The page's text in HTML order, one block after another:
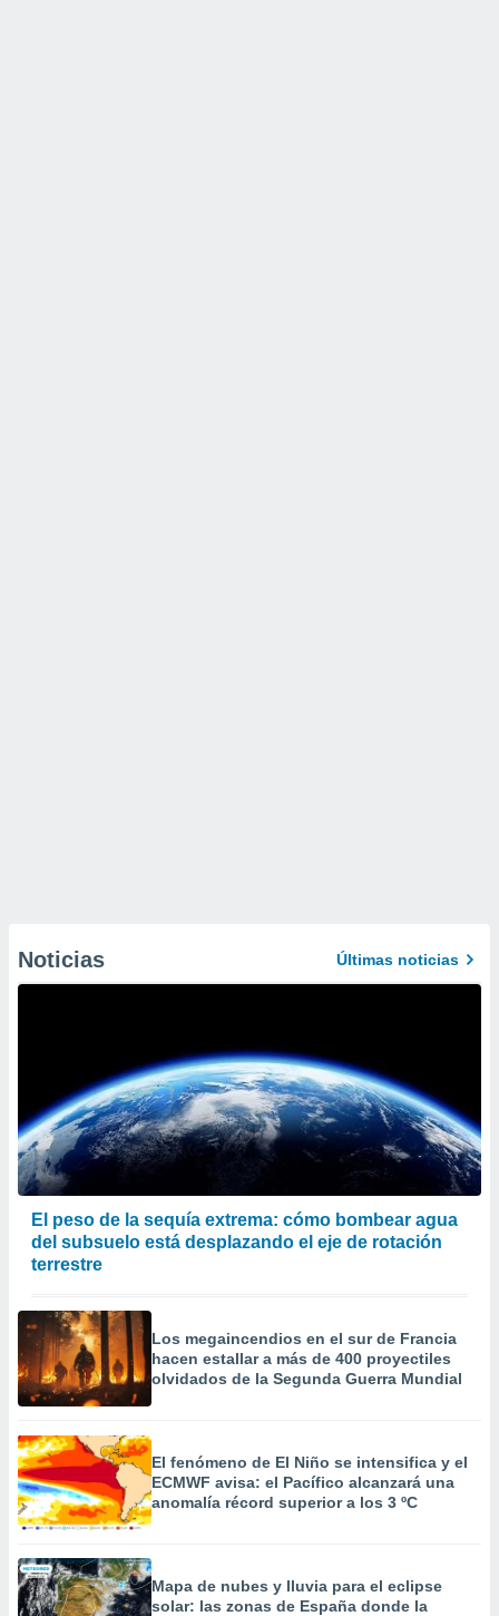
Noticias Últimas noticias
El peso de la sequía extrema: cómo bombear agua
del subsuelo está desplazando el eje de rotación
terrestre
Los megaincendios en el sur de Francia
hacen estallar a más de 400 proyectiles
olvidados de la Segunda Guerra Mundial
El fenómeno de El Niño se intensifica y el
ECMWF avisa: el Pacífico alcanzará una
anomalía récord superior a los 3 ºC
Mapa de nubes y lluvia para el eclipse
solar: las zonas de España donde la